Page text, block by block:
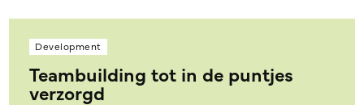
Development
Teambuilding tot in de puntjes
verzorgd